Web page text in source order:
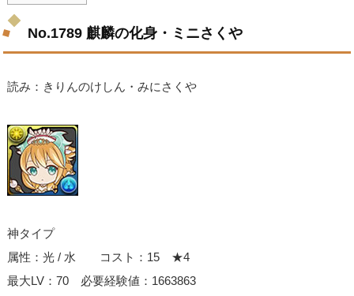
No.1789 麒麟の化身・ミニさくや
読み：きりんのけしん・みにさくや
神タイプ
属性：光 / 水 コスト：15 ★4
最大LV：70 必要経験値：1663863